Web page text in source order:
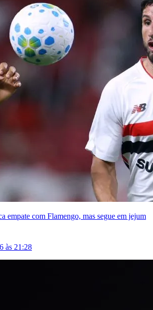
empate com Flamengo, mas segue em jejum
às 21:28